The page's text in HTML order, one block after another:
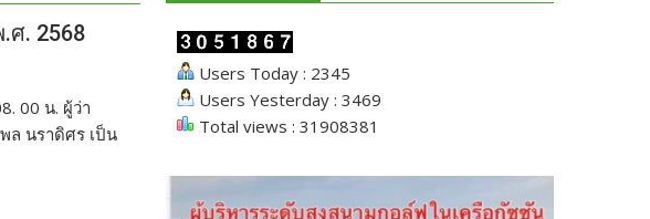
ศ. 2568
00 น. ผู้ว่า
ล นราดิศร เป็น
Users Today : 2345
Users Yesterday : 3469
Total views : 31908381